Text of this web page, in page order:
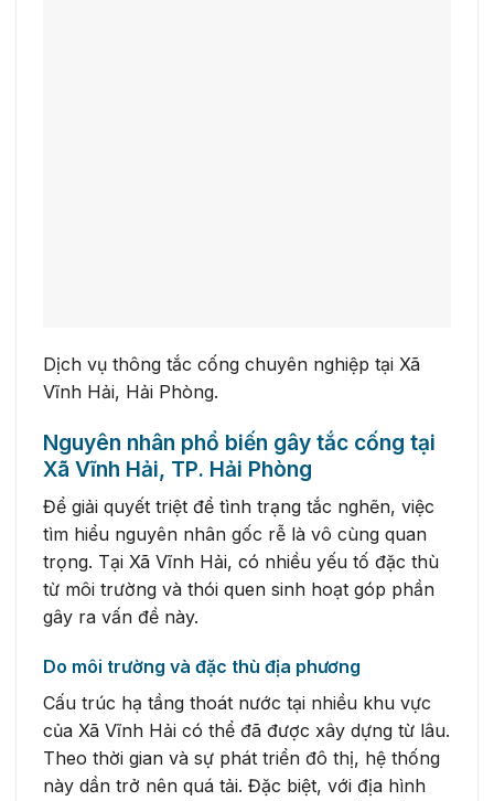
Dịch vụ thông tắc cống chuyên nghiệp tại Xã
Vĩnh Hải, Hải Phòng.
Nguyên nhân phổ biến gây tắc cống tại
Xã Vĩnh Hải, TP. Hải Phòng
Để giải quyết triệt để tình trạng tắc nghẽn, việc
tìm hiểu nguyên nhân gốc rễ là vô cùng quan
trọng. Tại Xã Vĩnh Hải, có nhiều yếu tố đặc thù
từ môi trường và thói quen sinh hoạt góp phần
gây ra vấn đề này.
Do môi trường và đặc thù địa phương
Cấu trúc hạ tầng thoát nước tại nhiều khu vực
của Xã Vĩnh Hải có thể đã được xây dựng từ lâu.
Theo thời gian và sự phát triển đô thị, hệ thống
này dần trở nên quá tải. Đặc biệt, với địa hình